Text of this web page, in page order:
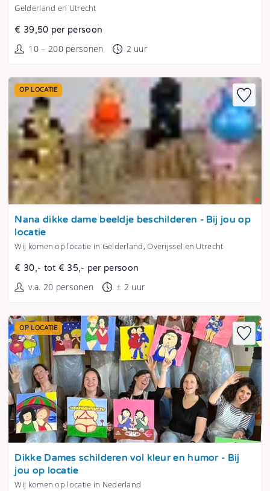
Gelderland en Utrecht
€ 39,50 per persoon
10 – 200 personen 2 uur
Tonen
OP LOCATIE
Nana dikke dame beeldje beschilderen - Bij jou op
locatie
Wij komen op locatie in Gelderland, Overijssel en Utrecht
€ 30,- tot € 35,- per persoon
v.a. 20 personen ± 2 uur
Tonen
OP LOCATIE
Dikke Dames schilderen vol kleur en humor - Bij
jou op locatie
Wij komen op locatie in Nederland